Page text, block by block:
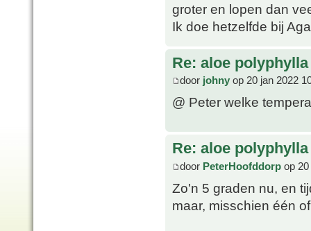
groter en lopen dan
Ik doe hetzelfde bij
Re: aloe polyphylla
door johny op 20 jan 2022
@ Peter welke
Re: aloe polyphylla
door PeterHoofddorp op
Zo'n 5 graden nu, en
maar, misschien één